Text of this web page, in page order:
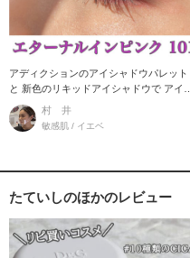
アディクションのアイシャドウパレット
と 新色のリキッドアイシャドウで アイメ
イクしてみ
村 井
敏感肌 / イエベ
たていしのほかのレビュー